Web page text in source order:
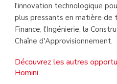
l'innovation technologique
plus pressants en matière de
Finance, l'Ingénierie, la
Chaîne d'Approvisionnement.
Découvrez les autres
Homini